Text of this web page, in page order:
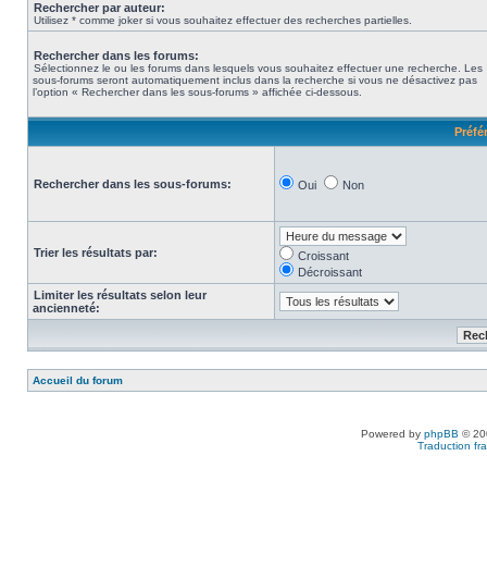
Rechercher par auteur:
Utilisez * comme joker si vous souhaitez effectuer des recherches partielles.
Rechercher dans les forums:
Sélectionnez le ou les forums dans lesquels vous souhaitez effectuer une recherche. Les
sous-forums seront automatiquement inclus dans la recherche si vous ne désactivez pas
l’option « Rechercher dans les sous-forums » affichée ci-dessous.
Rechercher dans les sous-forums: Oui Non
Trier les résultats par:
Croissant
Décroissant
Limiter les résultats selon leur
ancienneté:
Accueil du forum
Powered by phpBB ©
Traduction